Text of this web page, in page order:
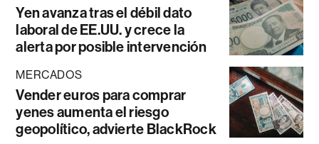
Yen avanza tras el débil dato
laboral de EE.UU. y crece la
alerta por posible intervención
MERCADOS
Vender euros para comprar
yenes aumenta el riesgo
geopolítico, advierte BlackRock